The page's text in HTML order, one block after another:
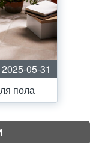
2025-05-31
пола